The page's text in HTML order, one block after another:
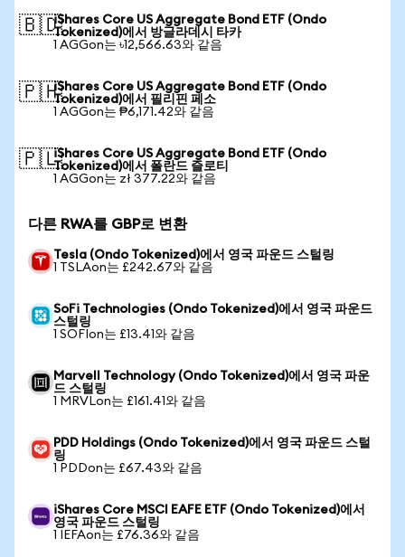
🇧🇩iShares Core US Aggregate Bond ETF (Ondo
Tokenized)에서 방글라데시 타카
1 AGGon는 ৳12,566.63와 같음
🇵🇭iShares Core US Aggregate Bond ETF (Ondo
Tokenized)에서 필리핀 페소
1 AGGon는 ₱6,171.42와 같음
🇵🇱iShares Core US Aggregate Bond ETF (Ondo
Tokenized)에서 폴란드 즐로티
1 AGGon는 zł 377.22와 같음
다른 RWA를 GBP로 변환
Tesla (Ondo Tokenized)에서 영국 파운드 스털링
1 TSLAon는 £242.67와 같음
SoFi Technologies (Ondo Tokenized)에서 영국 파운드
스털링
1 SOFIon는 £13.41와 같음
Marvell Technology (Ondo Tokenized)에서 영국 파운
드 스털링
1 MRVLon는 £161.41와 같음
PDD Holdings (Ondo Tokenized)에서 영국 파운드 스털
링
1 PDDon는 £67.43와 같음
iShares Core MSCI EAFE ETF (Ondo Tokenized)에서
영국 파운드 스털링
1 IEFAon는 £76.36와 같음